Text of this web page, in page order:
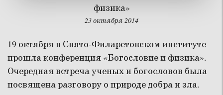
физика»
23 октября 2014
19 октября в Свято-Филаретовском институте
прошла конференция «Богословие и физика».
Очередная встреча ученых и богословов была
посвящена разговору о природе добра и зла.